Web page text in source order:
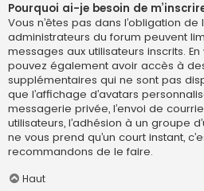
Pourquoi ai-je besoin de
Vous n’êtes pas dans l’obligation de
administrateurs du forum peuvent
messages aux utilisateurs inscrits.
pouvez également avoir accès à
supplémentaires qui ne sont pas
que l’affichage d’avatars
messagerie privée, l’envoi de
utilisateurs, l’adhésion à un groupe
ne vous prend qu’un court instant,
recommandons de le faire.
Haut